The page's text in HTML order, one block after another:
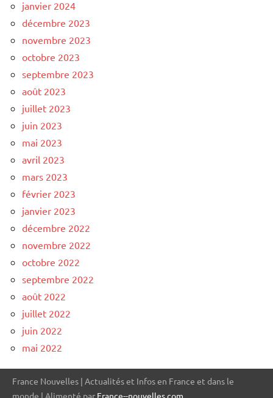
janvier 2024
décembre 2023
novembre 2023
octobre 2023
septembre 2023
août 2023
juillet 2023
juin 2023
mai 2023
avril 2023
mars 2023
février 2023
janvier 2023
décembre 2022
novembre 2022
octobre 2022
septembre 2022
août 2022
juillet 2022
juin 2022
mai 2022
France Nouvelles | Actualités et Infos en France et dans le
monde | Alimenté par France--nouvelles.com